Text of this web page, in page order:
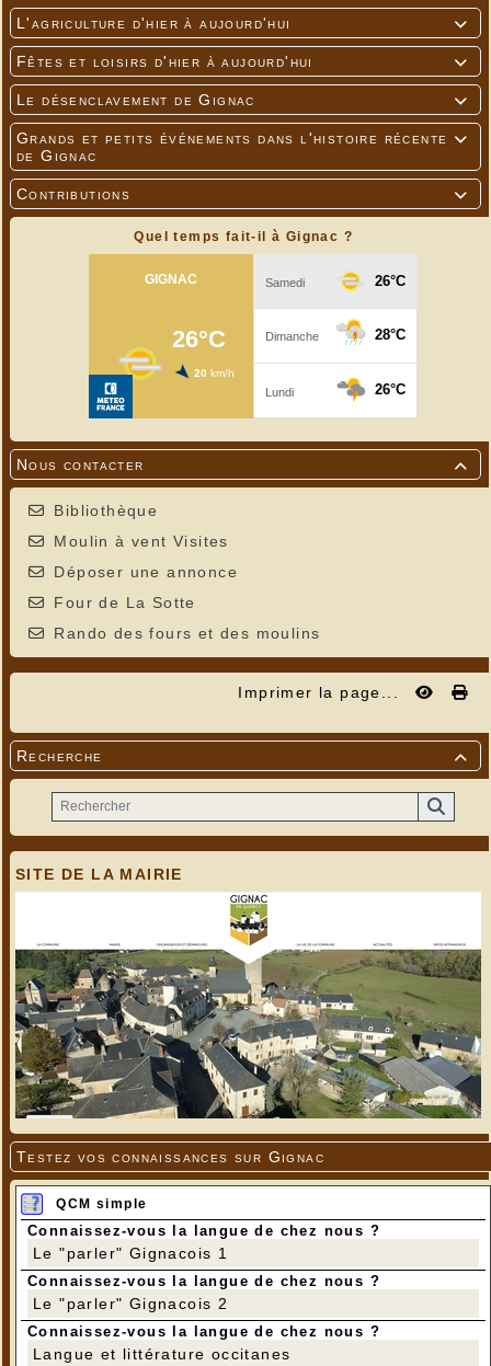

L'agriculture d'hier à aujourd'hui

Fêtes et loisirs d'hier à aujourd'hui

Le désenclavement de Gignac

Grands et petits événements dans l'histoire récente
de Gignac

Contributions
Quel temps fait-il à Gignac ?

Nous contacter
Bibliothèque
Moulin à vent Visites
Déposer une annonce
Four de La Sotte
Rando des fours et des moulins
Imprimer la page...

Recherche
SITE DE LA MAIRIE
Testez vos connaissances sur Gignac
QCM simple
Connaissez-vous la langue de chez nous ?
Le "parler" Gignacois 1
Connaissez-vous la langue de chez nous ?
Le "parler" Gignacois 2
Connaissez-vous la langue de chez nous ?
Langue et littérature occitanes
---
Les réalisations faites par les trois participantes à
l'atelier des 23 et 24 mai 2024
---